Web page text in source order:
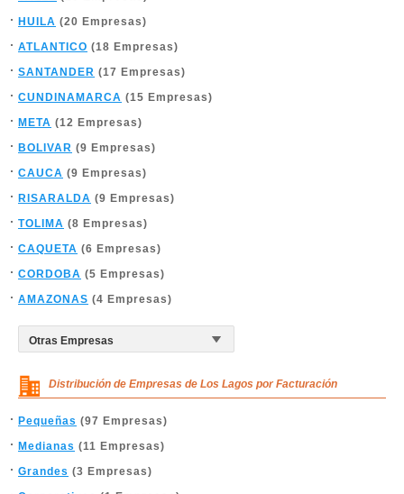
HUILA (20 Empresas)
ATLANTICO (18 Empresas)
SANTANDER (17 Empresas)
CUNDINAMARCA (15 Empresas)
META (12 Empresas)
BOLIVAR (9 Empresas)
CAUCA (9 Empresas)
RISARALDA (9 Empresas)
TOLIMA (8 Empresas)
CAQUETA (6 Empresas)
CORDOBA (5 Empresas)
AMAZONAS (4 Empresas)
Distribución de Empresas de Los Lagos por Facturación
Pequeñas (97 Empresas)
Medianas (11 Empresas)
Grandes (3 Empresas)